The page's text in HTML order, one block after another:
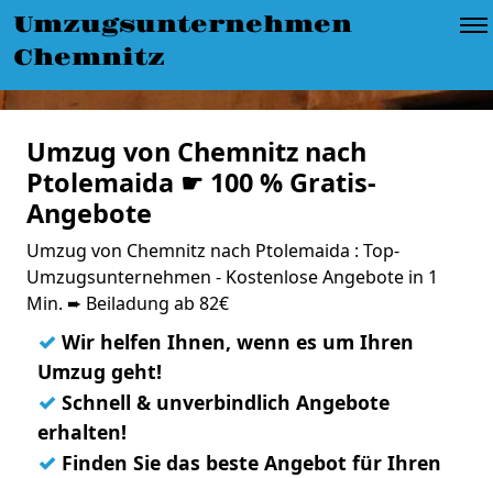
Umzugsunternehmen
Chemnitz
Umzug von Chemnitz nach
Ptolemaida ☛ 100 % Gratis-
Angebote
Umzug von Chemnitz nach Ptolemaida : Top-
Umzugsunternehmen - Kostenlose Angebote in 1
Min. ➨ Beiladung ab 82€
✓ Wir helfen Ihnen, wenn es um Ihren
Umzug geht!
✓ Schnell & unverbindlich Angebote
erhalten!
✓ Finden Sie das beste Angebot für Ihren